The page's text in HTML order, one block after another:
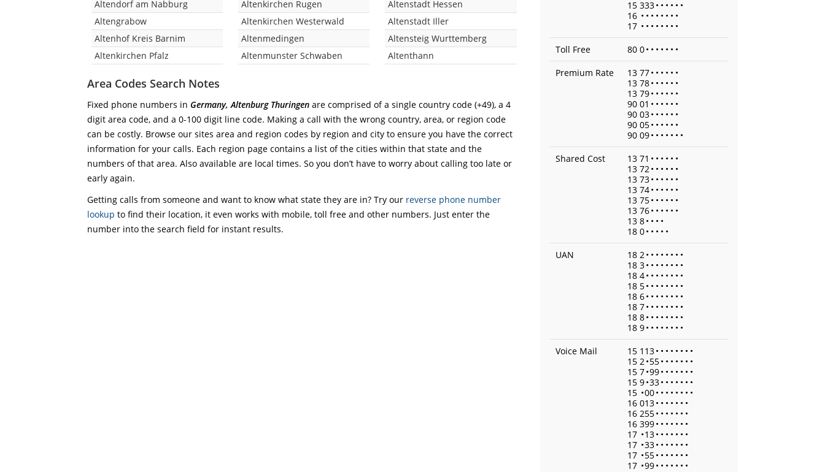
Altendorf am Nabburg
Altengrabow
Altenhof Kreis Barnim
Altenkirchen Pfalz
Altenkirchen Rugen
Altenkirchen Westerwald
Altenmedingen
Altenmunster Schwaben
Altenstadt Hessen
Altenstadt Iller
Altensteig Wurttemberg
Altenthann
Area Codes Search Notes
Fixed phone numbers in Germany, Altenburg Thuringen are comprised of a single country code (+49), a 4
digit area code, and a 0-100 digit line code. Making a call with the wrong country, area, or region code
can be costly. Browse our sites area and region codes by region and city to ensure you have the correct
information for your calls. Each region page contains a list of the cities within that state and the
numbers of that area. Also available are local times. So you don’t have to worry about calling too late or
early again.
Getting calls from someone and want to know what state they are in? Try our reverse phone number
lookup to find their location, it even works with mobile, toll free and other numbers. Just enter the
number into the search field for instant results.
15 333• • • • • •
16 • • • • • • • •
17 • • • • • • • •
Toll Free
80 0• • • • • • •
Premium Rate
13 77• • • • • •
13 78• • • • • •
13 79• • • • • •
90 01 • • • • • •
90 03• • • • • •
90 05• • • • • •
90 09• • • • • • •
Shared Cost
13 71 • • • • • •
13 72• • • • • •
13 73• • • • • •
13 74• • • • • •
13 75• • • • • •
13 76• • • • • •
13 8• • • •
18 0• • • • •
UAN
18 2• • • • • • • •
18 3• • • • • • • •
18 4• • • • • • • •
18 5• • • • • • • •
18 6• • • • • • • •
18 7• • • • • • • •
18 8• • • • • • • •
18 9• • • • • • • •
Voice Mail
15 113• • • • • • • •
15 2•55• • • • • • •
15 7•99• • • • • • •
15 9•33• • • • • • •
15 •00• • • • • • • •
16 013• • • • • • •
16 255• • • • • • •
16 399• • • • • • •
17 •13• • • • • • •
17 •33• • • • • • •
17 •55• • • • • • •
17 •99• • • • • • •